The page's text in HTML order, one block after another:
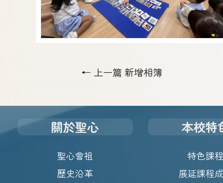
← 上一篇 新增相簿
關於聖心
聖心會祖
歷史沿革
本校特
特色課程
展延課程